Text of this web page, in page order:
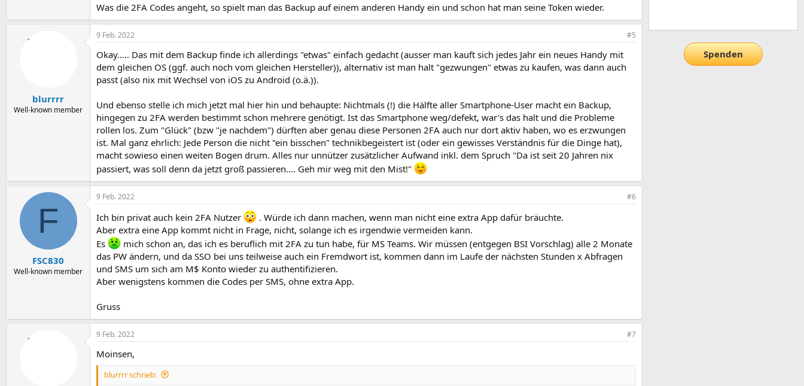
Was die 2FA Codes angeht, so spielt man das Backup auf einem anderen Handy ein und schon hat man seine Token wieder.
blurrrr
Well-known member
9 Feb. 2022 #5
Okay..... Das mit dem Backup finde ich allerdings "etwas" einfach gedacht (ausser man kauft sich jedes Jahr ein neues Handy mit
dem gleichen OS (ggf. auch noch vom gleichen Hersteller)), alternativ ist man halt "gezwungen" etwas zu kaufen, was dann auch
passt (also nix mit Wechsel von iOS zu Android (o.ä.)).
Und ebenso stelle ich mich jetzt mal hier hin und behaupte: Nichtmals (!) die Hälfte aller Smartphone-User macht ein Backup,
hingegen zu 2FA werden bestimmt schon mehrere genötigt. Ist das Smartphone weg/defekt, war's das halt und die Probleme
rollen los. Zum "Glück" (bzw "je nachdem") dürften aber genau diese Personen 2FA auch nur dort aktiv haben, wo es erzwungen
ist. Mal ganz ehrlich: Jede Person die nicht "ein bisschen" technikbegeistert ist (oder ein gewisses Verständnis für die Dinge hat),
macht sowieso einen weiten Bogen drum. Alles nur unnützer zusätzlicher Aufwand inkl. dem Spruch "Da ist seit 20 Jahren nix
passiert, was soll denn da jetzt groß passieren.... Geh mir weg mit den Mist!"
F
FSC830
Well-known member
9 Feb. 2022 #6
Ich bin privat auch kein 2FA Nutzer
. Würde ich dann machen, wenn man nicht eine extra App dafür bräuchte.
Aber extra eine App kommt nicht in Frage, nicht, solange ich es irgendwie vermeiden kann.
Es
mich schon an, das ich es beruflich mit 2FA zu tun habe, für MS Teams. Wir müssen (entgegen BSI Vorschlag) alle 2 Monate
das PW ändern, und da SSO bei uns teilweise auch ein Fremdwort ist, kommen dann im Laufe der nächsten Stunden x Abfragen
und SMS um sich am M$ Konto wieder zu authentifizieren.
Aber wenigstens kommen die Codes per SMS, ohne extra App.
Gruss
9 Feb. 2022 #7
Moinsen,
blurrrr schrieb:
Spenden